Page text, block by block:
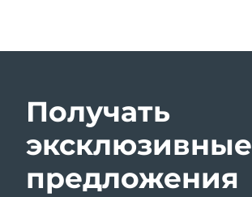
Получать
эксклюзивные
предложения